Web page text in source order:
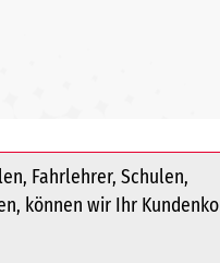
Fahrlehrer, Schulen,
können wir Ihr